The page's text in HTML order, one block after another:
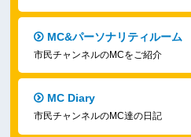
MC&パーソナリティルーム
市民チャンネルのMCをご紹介
MC Diary
市民チャンネルのMC達の日記